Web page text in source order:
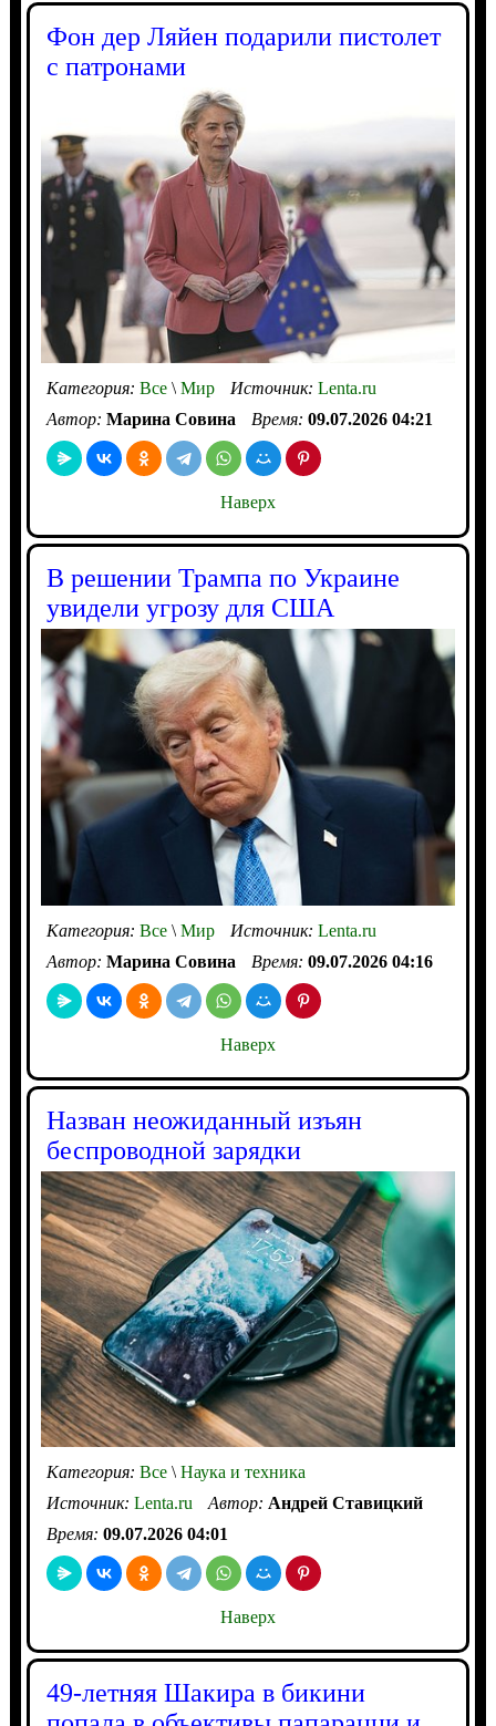
Фон дер Ляйен подарили пистолет
с патронами
Категория: Все\Мир Источник: Lenta.ru
Автор: Марина Совина Время: 09.07.2026 04:21
Наверх
В решении Трампа по Украине
увидели угрозу для США
Категория: Все\Мир Источник: Lenta.ru
Автор: Марина Совина Время: 09.07.2026 04:16
Наверх
Назван неожиданный изъян
беспроводной зарядки
Категория: Все\Наука и техника
Источник: Lenta.ru Автор: Андрей Ставицкий
Время: 09.07.2026 04:01
Наверх
49-летняя Шакира в бикини